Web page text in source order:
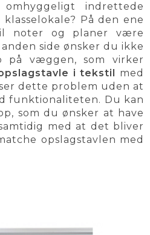
indrettede
På den ene
noter og planer være
side ønsker du ikke
væggen, som virker
i tekstil
med
dette problem uden at
funktionaliteten. Du kan
som du ønsker at have
med at det bliver
opslagstavlen med